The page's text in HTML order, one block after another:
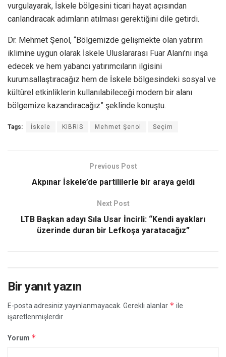
vurgulayarak, İskele bölgesini ticari hayat açısından
canlandıracak adımların atılması gerektiğini dile getirdi.
Dr. Mehmet Şenol, “Bölgemizde gelişmekte olan yatırım
iklimine uygun olarak İskele Uluslararası Fuar Alanı’nı inşa
edecek ve hem yabancı yatırımcıların ilgisini
kurumsallaştıracağız hem de İskele bölgesindeki sosyal ve
kültürel etkinliklerin kullanılabileceği modern bir alanı
bölgemize kazandıracağız” şeklinde konuştu.
Tags: İskele KIBRIS Mehmet Şenol Seçim
Previous Post
Akpınar İskele’de partililerle bir araya geldi
Next Post
LTB Başkan adayı Sıla Usar İncirli: “Kendi ayakları
üzerinde duran bir Lefkoşa yaratacağız”
Bir yanıt yazın
E-posta adresiniz yayınlanmayacak. Gerekli alanlar * ile
işaretlenmişlerdir
Yorum *